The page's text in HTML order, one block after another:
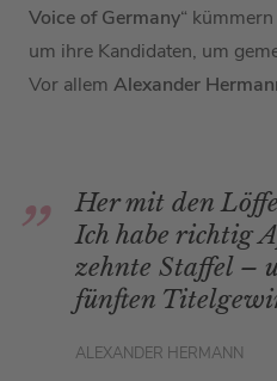
Voice of Germany“
um ihre Kandidaten, um
Vor allem Alexander
Her mit den
Ich habe richtig
zehnte Staffel –
fünften
ALEXANDER HERMANN